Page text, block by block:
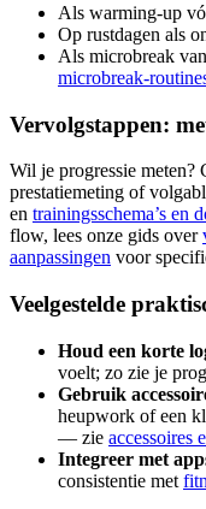
Als warming-up
Op rustdagen als
Als microbreak
microbreak-
Vervolgstappen:
Wil je progressie meten?
prestatiemeting of
en trainingsschema’s en
flow, lees onze gids over
aanpassingen voor
Veelgestelde
Houd een korte
voelt; zo zie je
Gebruik
heupwork of een
— zie accessoires
Integreer met
consistentie met